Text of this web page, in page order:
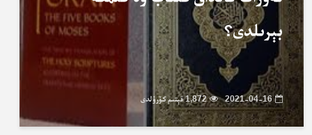
بېرىلدى؟
2021-04-16 1,872 قېتىم كۆرۈلدى